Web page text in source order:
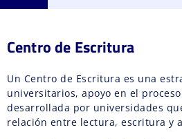
Centro de Escritura
Un Centro de Escritura es una
universitarios, apoyo en el
desarrollada por universidades
relación entre lectura, escritura y